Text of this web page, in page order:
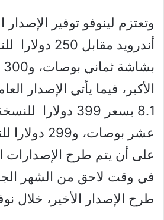
وتعتزم لينوفو توفير الإصدار
أندرويد مقابل
الأكبر، فيما يأتي الإصدار
8.1 بسعر 399
عشر بوصات،
على أن يتم طرح الإصدارات
في وقت لاحق من الشهر
طرح الإصدار الأخير، خلال